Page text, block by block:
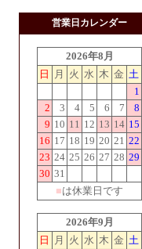
営業日カレンダー
2026年8月
日
月 火 水 木 金 土
1
2
3 4 5 6 7
8
9 10 11 12 13 14 15
16 17 18 19 20 21 22
23 24 25 26 27 28 29
30 31
■は休業日です
2026年9月
日
月 火 水 木 金 土